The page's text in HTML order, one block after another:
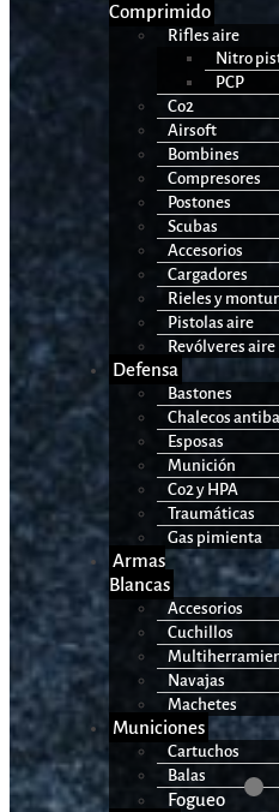
Comprimido
Rifles aire
Nitro
PCP
Co2
Airsoft
Bombines
Compresores
Postones
Scubas
Accesorios
Cargadores
Rieles y
Pistolas aire
Revólveres aire
Defensa
Bastones
Chalecos
Esposas
Munición
Co2 y HPA
Traumáticas
Gas pimienta
Armas
Blancas
Accesorios
Cuchillos
Navajas
Machetes
Municiones
Cartuchos
Balas
Fogueo